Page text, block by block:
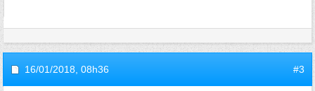
16/01/2018, 08h36 #3